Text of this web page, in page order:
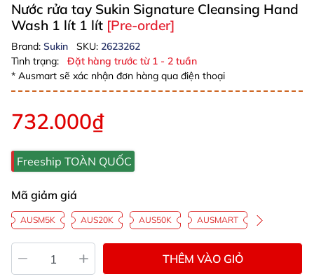
Nước rửa tay Sukin Signature Cleansing Hand
Wash 1 lít 1 lít [Pre-order]
Brand: Sukin SKU: 2623262
Tình trạng:
Đặt hàng trước từ 1 - 2 tuần
* Ausmart sẽ xác nhận đơn hàng qua điện thoại
732.000₫
Freeship TOÀN QUỐC
Mã giảm giá
AUSM5K AUS20K AUS50K AUSMART
THÊM VÀO GIỎ